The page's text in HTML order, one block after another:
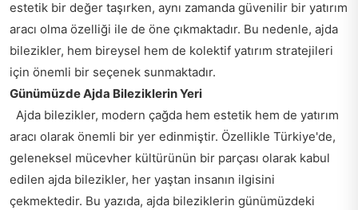
estetik bir değer taşırken, aynı zamanda güvenilir bir yatırım
aracı olma özelliği ile de öne çıkmaktadır. Bu nedenle, ajda
bilezikler, hem bireysel hem de kolektif yatırım stratejileri
için önemli bir seçenek sunmaktadır.
Günümüzde Ajda Bileziklerin Yeri
Ajda bilezikler, modern çağda hem estetik hem de yatırım
aracı olarak önemli bir yer edinmiştir. Özellikle Türkiye'de,
geleneksel mücevher kültürünün bir parçası olarak kabul
edilen ajda bilezikler, her yaştan insanın ilgisini
çekmektedir. Bu yazıda, ajda bileziklerin günümüzdeki